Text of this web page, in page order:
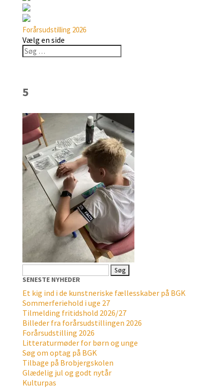
Forårsudstilling 2026
Vælg en side
5
efter:
SENESTE NYHEDER
Et kig ind i de kunstneriske fællesskaber på BGK
Sommerferiehold i uge 27
Tilmelding fritidshold 2026/27
Billeder fra forårsudstillingen 2026
Forårsudstilling 2026
Litteraturmøder for børn og unge
Søg om optag på BGK
Tilbage på Brobjergskolen
Glædelig jul og godt nytår
Kulturpas